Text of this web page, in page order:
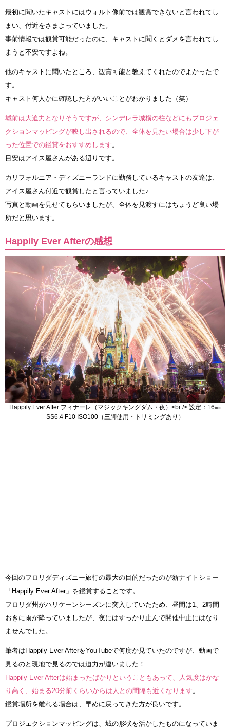
最初に聞いたキャストにはウォルト像前では観賞できないと言われてし
まい、付近をさまよっていました。
事前情報では観賞可能だったのに、キャストに聞くとダメを言われてし
まうと不安ですよね。
他のキャストに聞いたところ、観賞可能と教えてくれたのでよかったで
す。
キャスト何人かに確認した方がいいことがわかりました（笑）
城前は大迫力となりそうですが、シンデレラ城横の柱などにもプロジェ
クションマッピングが映し出されるので、全体を見たい場合は少し下が
った位置での鑑賞をおすすめします。
目安はアイス屋さんがある辺りです。
カリフォルニア・ディズニーランドに勤務しているキャストの友達は、
アイス屋さん付近で観賞したと言っていました♪
写真と動画を見せてもらいましたが、全体を見渡すにはちょうど良い場
所だと思います。
Happily Ever Afterの感想
Happily Ever After フィナーレ（マジックキングダム・夜）<br /> 設定：16㎜
SS6.4 F10 ISO100（三脚使用・トリミングあり）
今回のフロリダディズニー旅行の最大の目的だったのが新ナイトショー
「Happily Ever After」を鑑賞することです。
フロリダ州がハリケーンシーズンに突入していたため、昼間は1、2時間
おきに雨が降っていましたが、夜にはすっかり止んで開催中止にはなり
ませんでした。
筆者はHappily Ever AfterをYouTubeで何度か見ていたのですが、動画で
見るのと現地で見るのでは迫力が違いました！
Happily Ever Afterは始まったばかりということもあって、人気度はかな
り高く、始まる20分前くらいからは人との間隔も近くなります 。
鑑賞場所を離れる場合は、早めに戻ってきた方が良いです。
プロジェクションマッピングは、城の形状を活かしたものになっていま